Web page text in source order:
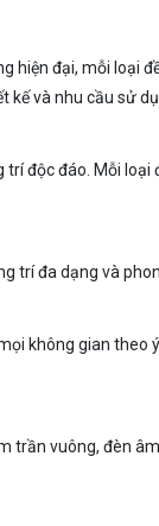
đại, mỗi loại
và nhu cầu sử
độc đáo. Mỗi loại
trí đa dạng và
không gian theo
trần vuông, đèn